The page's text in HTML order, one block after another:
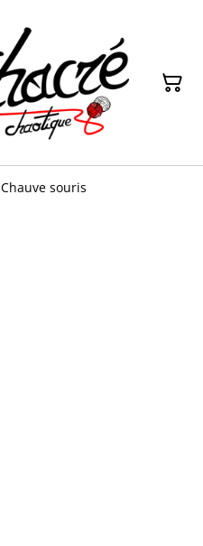
Chauve souris